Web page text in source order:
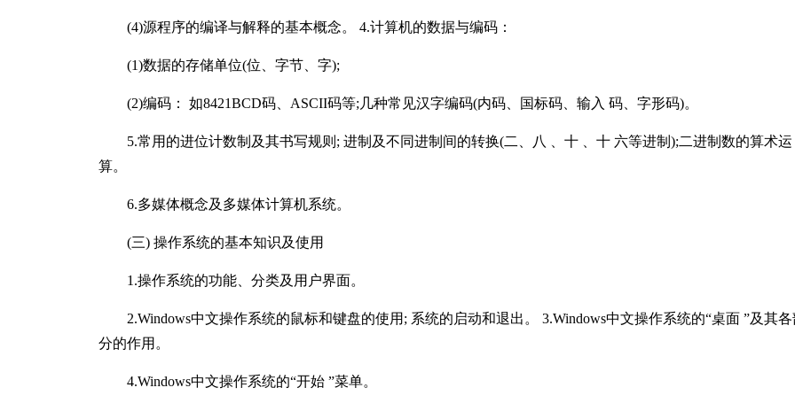
(4)源程序的编译与解释的基本概念。 4.计算机的数据与编码：
(1)数据的存储单位(位、字节、字);
(2)编码： 如8421BCD码、ASCII码等;几种常见汉字编码(内码、国标码、输入 码、字形码)。
5.常用的进位计数制及其书写规则; 进制及不同进制间的转换(二、八 、十 、十 六等进制);二进制数的算术运
算。
6.多媒体概念及多媒体计算机系统。
(三) 操作系统的基本知识及使用
1.操作系统的功能、分类及用户界面。
2.Windows中文操作系统的鼠标和键盘的使用; 系统的启动和退出。 3.Windows中文操作系统的“桌面 ”及其各
分的作用。
4.Windows中文操作系统的“开始 ”菜单。